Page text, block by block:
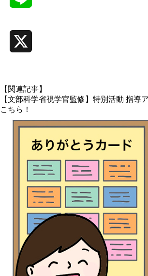
【関連記事】
【文部科学省視学官監修】特別活動 指導
こちら！